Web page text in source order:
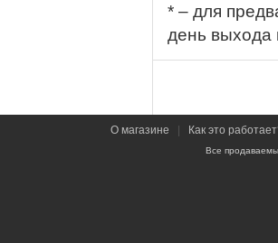
* – для
день выхода
О магазине Как это
Все